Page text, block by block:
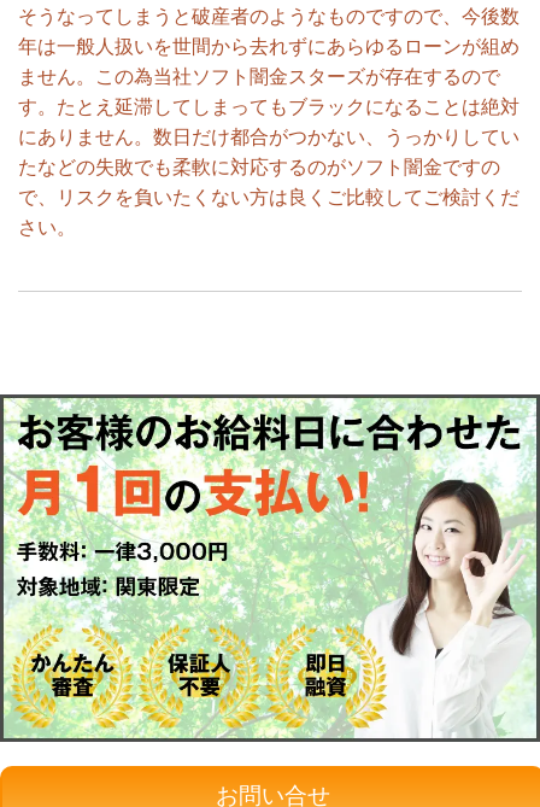
そうなってしまうと破産者のようなものですので、今後数
年は一般人扱いを世間から去れずにあらゆるローンが組め
ません。この為当社ソフト闇金スターズが存在するので
す。たとえ延滞してしまってもブラックになることは絶対
にありません。数日だけ都合がつかない、うっかりしてい
たなどの失敗でも柔軟に対応するのがソフト闇金ですの
で、リスクを負いたくない方は良くご比較してご検討くだ
さい。
お問い合せ